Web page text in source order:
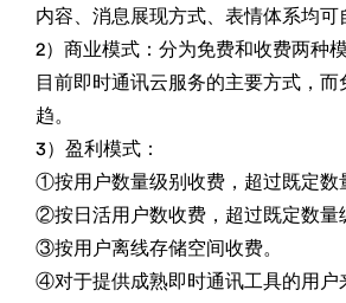
内容、消息展现方式、表情体系均可
2）商业模式：分为免费和收费两种
目前即时通讯云服务的主要方式，而
趋。
3）盈利模式：
①按用户数量级别收费，超过既定数
②按日活用户数收费，超过既定数量
③按用户离线存储空间收费。
④对于提供成熟即时通讯工具的用户